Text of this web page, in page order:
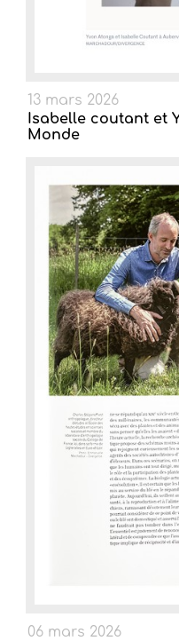
13 mars 2026
Isabelle coutant et
Monde
06 mars 2026